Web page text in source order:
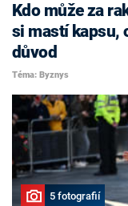
Kdo může za
si mastí kapsu,
důvod
Téma: Byznys
5 fotografií